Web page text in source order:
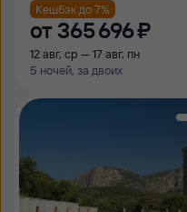
Кешбэк до 7%
от 365 ⁠696 ⁠₽
12 авг, ср — 17 авг, пн
5 ночей, за двоих